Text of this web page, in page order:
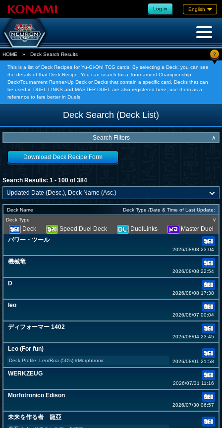
Log in English
HOME » Deck Search Results ?
This is a list of Deck Recipes for Yu-Gi-Oh! TCG cards. By selecting a Deck, you can see
the details of that Deck Recipe. You can search for a Tournament Championship
Deck/Tournament Runner-Up Deck or Decks that contain a specific card. Decks that can
be used in DUEL LINKS and MASTER DUEL are also registered here; use them as a
reference to fare better in Duels.
Deck Search (Deck List)
Search Filters ∧
Download Deck Recipe Form
Search Results: 1 - 100 of 384
Deck Name
Deck Type /Date & Time of Last Update:
Deck Type
∨
Deck Speed Duel Deck DuelLinks
Master Duel
パワー・ツール
2026/08/08 23:04
機械竜
2026/08/08 22:54
D
2026/08/08 17:38
leo
2026/08/07 00:04
ディフォーマー 1402
2026/08/04 23:45
Leo (For fun)
Deck Profile: Leo/Rua (5D's) #Morphtronic 2026/08/01 21:58
WERKZEUG
2026/07/31 11:16
Morfotronico Edison
2026/07/30 06:57
未来を作る者 龍亞